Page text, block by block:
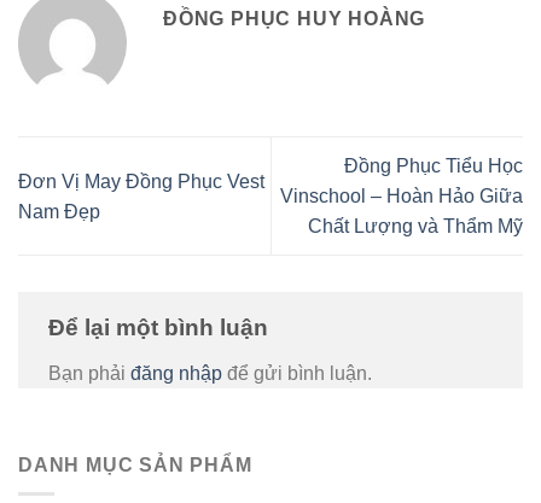
ĐỒNG PHỤC HUY HOÀNG
Đơn Vị May Đồng Phục Vest
Nam Đẹp
Đồng Phục Tiểu Học
Vinschool – Hoàn Hảo Giữa
Chất Lượng và Thẩm Mỹ
Để lại một bình luận
Bạn phải đăng nhập để gửi bình luận.
DANH MỤC SẢN PHẨM